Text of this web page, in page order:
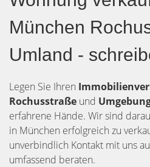
München
Umland -
Legen Sie Ihren
Rochusstraße und
erfahrene Hände. Wir sind
in München erfolgreich zu
unverbindlich Kontakt mit uns
umfassend beraten.